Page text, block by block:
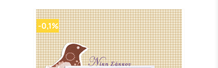
-0,1%